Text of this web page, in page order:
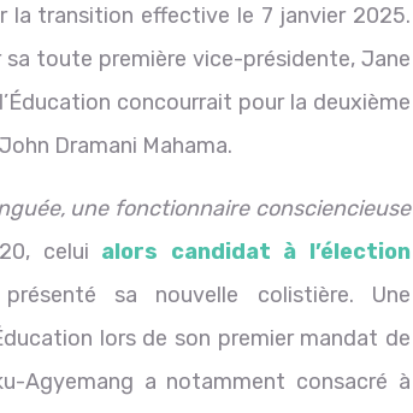
la transition effective le 7 janvier 2025.
toute première vice-présidente, Jane
concourrait pour la deuxième
Dramani Mahama.
une fonctionnaire consciencieuse
celui alors candidat à l’élection
sa nouvelle colistière. Une
lors de son premier mandat de
Agyemang a notamment consacré à